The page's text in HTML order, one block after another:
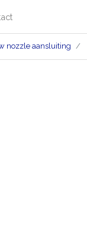
nozzle aansluiting